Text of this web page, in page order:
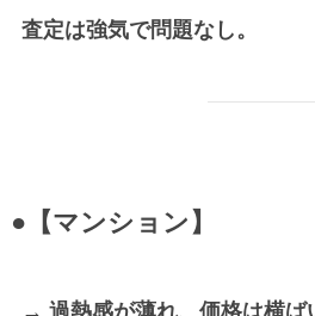
査定は強気で問題なし。
●【マンション】